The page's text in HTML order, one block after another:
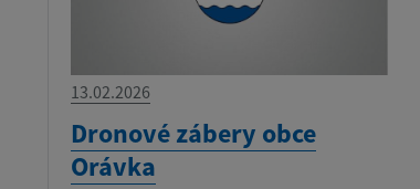
13.02.2026
Dronové zábery obce
Orávka